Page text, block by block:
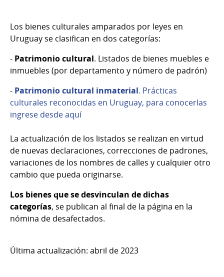
Los bienes culturales amparados por leyes en
Uruguay se clasifican en dos categorías:
- Patrimonio cultural. Listados de bienes muebles e
inmuebles (por departamento y número de padrón)
- Patrimonio cultural inmaterial. Prácticas
culturales reconocidas en Uruguay, para conocerlas
ingrese desde aquí
La actualización de los listados se realizan en virtud
de nuevas declaraciones, correcciones de padrones,
variaciones de los nombres de calles y cualquier otro
cambio que pueda originarse.
Los bienes que se desvinculan de dichas
categorías, se publican al final de la página en la
nómina de desafectados.
Última actualización: abril de 2023